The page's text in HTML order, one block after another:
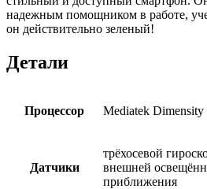
надежным помощником в работе,
он действительно зеленый!
Детали
Процессор Mediatek Dimensity
Датчики
трёхосевой
внешней
приближения